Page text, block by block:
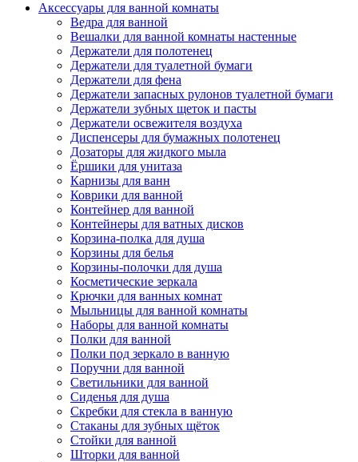
Аксессуары для ванной комнаты
Ведра для ванной
Вешалки для ванной комнаты настенные
Держатели для полотенец
Держатели для туалетной бумаги
Держатели для фена
Держатели запасных рулонов туалетной бумаги
Держатели зубных щеток и пасты
Держатели освежителя воздуха
Диспенсеры для бумажных полотенец
Дозаторы для жидкого мыла
Ёршики для унитаза
Карнизы для ванн
Коврики для ванной
Контейнер для ванной
Контейнеры для ватных дисков
Корзина-полка для душа
Корзины для белья
Корзины-полочки для душа
Косметические зеркала
Крючки для ванных комнат
Мыльницы для ванной комнаты
Наборы для ванной комнаты
Полки для ванной
Полки под зеркало в ванную
Поручни для ванной
Светильники для ванной
Сиденья для душа
Скребки для стекла в ванную
Стаканы для зубных щёток
Стойки для ванной
Шторки для ванной